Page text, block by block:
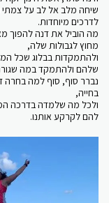
שיחה מלב אל לב על צמתי
לדרכים מיוחדות.
מה הוביל את דנה להפוך
מחוץ לגבולות שלה,
ולהתמקדות בבלוג שכל
שלהם ולהתמקד במה
נברר סוף, סוף למה בחרה
בחייה,
ולכל מה שלמדה בדרכה
להם לקרקע אותנו.